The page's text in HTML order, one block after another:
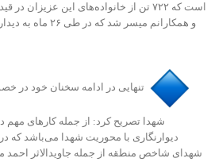
است که ۷۲۲ تن از خانواده‌های این
️تنهایی در ادامه سخنان خود در
شهدا تصریح کرد: از جمله کارهای
دیوارنگاری با محوریت شهدا می‌باشد که در
شهدای شاخص منطقه از جمله جاویدالاثر احمد